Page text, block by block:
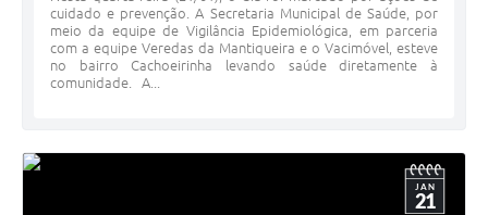
cuidado e prevenção. A Secretaria Municipal de Saúde, por
meio da equipe de Vigilância Epidemiológica, em parceria
com a equipe Veredas da Mantiqueira e o Vacimóvel, esteve
no bairro Cachoeirinha levando saúde diretamente à
comunidade. A...
JAN
21